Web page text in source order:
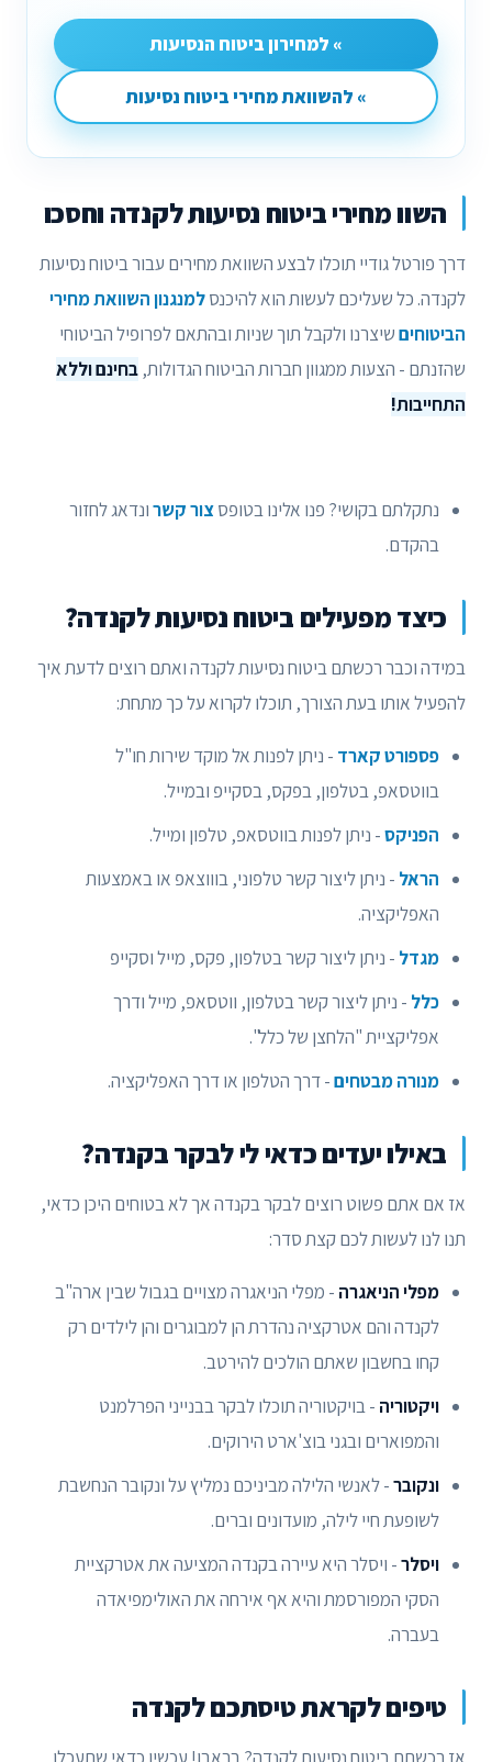
» למחירון ביטוח הנסיעות
» להשוואת מחירי ביטוח נסיעות
השוו מחירי ביטוח נסיעות לקנדה וחסכו
דרך פורטל גודיי תוכלו לבצע השוואת מחירים עבור ביטוח נסיעות
לקנדה. כל שעליכם לעשות הוא להיכנסלמנגנון השוואת מחירי
הביטוחיםשיצרנו ולקבל תוך שניות ובהתאם לפרופיל הביטוחי
שהזנתם - הצעות ממגוון חברות הביטוח הגדולות, בחינם וללא
התחייבות!
נתקלתם בקושי? פנו אלינו בטופסצור קשרונדאג לחזור
בהקדם.
כיצד מפעילים ביטוח נסיעות לקנדה?
במידה וכבר רכשתם ביטוח נסיעות לקנדה ואתם רוצים לדעת איך
להפעיל אותו בעת הצורך, תוכלו לקרוא על כך מתחת:
פספורט קארד - ניתן לפנות אל מוקד שירות חו"ל
בווטסאפ, בטלפון, בפקס, בסקייפ ובמייל.
הפניקס- ניתן לפנות בווטסאפ, טלפון ומייל.
הראל - ניתן ליצור קשר טלפוני, בוווצאפ או באמצעות
האפליקציה.
מגדל - ניתן ליצור קשר בטלפון, פקס, מייל וסקייפ
כלל - ניתן ליצור קשר בטלפון, ווטסאפ, מייל ודרך
אפליקציית "הלחצן של כלל".
מנורה מבטחים- דרך הטלפון או דרך האפליקציה.
באילו יעדים כדאי לי לבקר בקנדה?
אז אם אתם פשוט רוצים לבקר בקנדה אך לא בטוחים היכן כדאי,
תנו לנו לעשות לכם קצת סדר:
מפלי הניאגרה - מפלי הניאגרה מצויים בגבול שבין ארה"ב
לקנדה והם אטרקציה נהדרת הן למבוגרים והן לילדים רק
קחו בחשבון שאתם הולכים להירטב.
ויקטוריה - בויקטוריה תוכלו לבקר בבנייני הפרלמנט
והמפוארים ובגני בוצ'ארט הירוקים.
ונקובר- לאנשי הלילה מביניכם נמליץ על ונקובר הנחשבת
לשופעת חיי לילה, מועדונים וברים.
ויסלר- ויסלר היא עיירה בקנדה המציעה את אטרקציית
הסקי המפורסמת והיא אף אירחה את האולימפיאדה
בעברה.
טיפים לקראת טיסתכם לקנדה